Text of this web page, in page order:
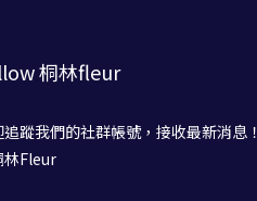
桐林fleur
蹤我們的社群帳號，接收最新消息！
林Fleur